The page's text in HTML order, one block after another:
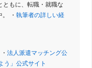
ともに、転職・就職な
・ 執筆者の詳しい経
・ 法人派遣マッチング公
う」公式サイト